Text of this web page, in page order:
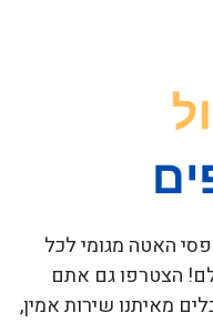
האטה מגומי לכל
הצטרפו גם אתם
מאיתנו שירות אמין,